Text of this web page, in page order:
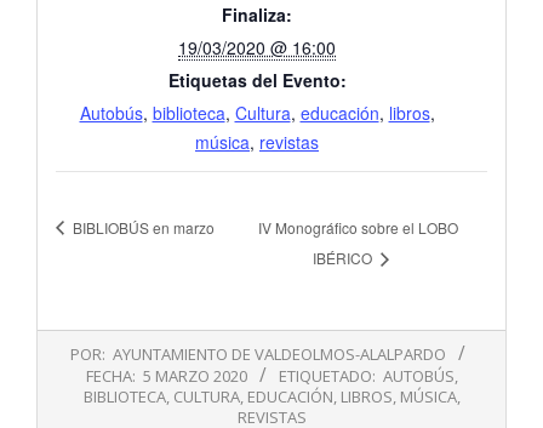
Finaliza:
19/03/2020 @ 16:00
Etiquetas del Evento:
Autobús, biblioteca, Cultura, educación, libros,
música, revistas
BIBLIOBÚS en marzo
IV Monográfico sobre el LOBO
IBÉRICO
POR: AYUNTAMIENTO DE VALDEOLMOS-ALALPARDO
FECHA: 5 MARZO 2020 ETIQUETADO: AUTOBÚS,
BIBLIOTECA, CULTURA, EDUCACIÓN, LIBROS, MÚSICA,
REVISTAS